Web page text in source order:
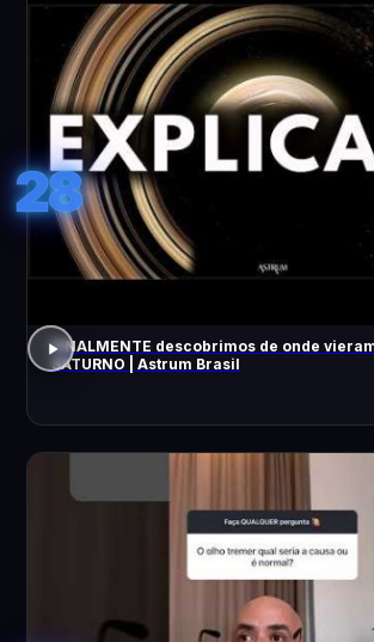
28
FINALMENTE descobrimos de onde
SATURNO | Astrum Brasil